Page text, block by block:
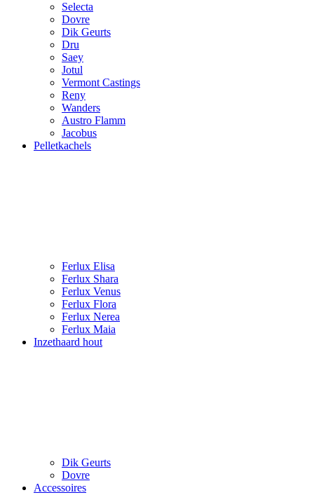
Selecta
Dovre
Dik Geurts
Dru
Saey
Jotul
Vermont Castings
Reny
Wanders
Austro Flamm
Jacobus
Pelletkachels
Ferlux Elisa
Ferlux Shara
Ferlux Venus
Ferlux Flora
Ferlux Nerea
Ferlux Maia
Inzethaard hout
Dik Geurts
Dovre
Accessoires